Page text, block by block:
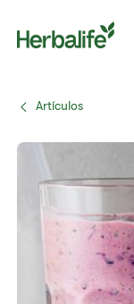
Artículos